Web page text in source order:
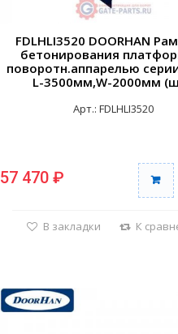
FDLHLI3520 DOORHAN
бетонирования
поворотн.аппарелью
L-3500мм,W-2000мм
Арт.: FDLHLI3520
57 470 ₽
В закладки К